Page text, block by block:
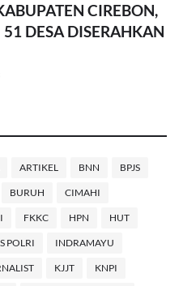
CIREBON,
DESA DISERAHKAN
ARTIKEL BNN BPJS
BURUH CIMAHI
FKKC HPN HUT
POLRI INDRAMAYU
KJJT KNPI